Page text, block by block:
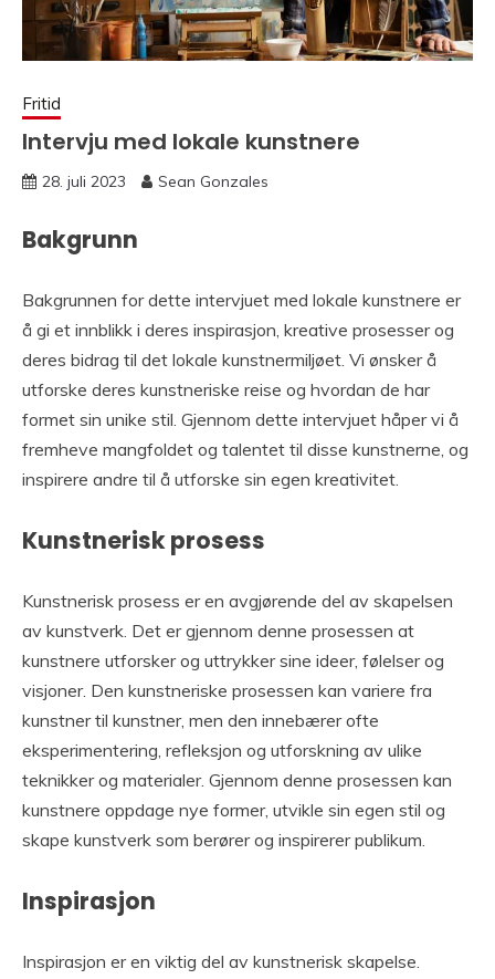
Fritid
Intervju med lokale kunstnere
28. juli 2023 Sean Gonzales
Bakgrunn
Bakgrunnen for dette intervjuet med lokale kunstnere er
å gi et innblikk i deres inspirasjon, kreative prosesser og
deres bidrag til det lokale kunstnermiljøet. Vi ønsker å
utforske deres kunstneriske reise og hvordan de har
formet sin unike stil. Gjennom dette intervjuet håper vi å
fremheve mangfoldet og talentet til disse kunstnerne, og
inspirere andre til å utforske sin egen kreativitet.
Kunstnerisk prosess
Kunstnerisk prosess er en avgjørende del av skapelsen
av kunstverk. Det er gjennom denne prosessen at
kunstnere utforsker og uttrykker sine ideer, følelser og
visjoner. Den kunstneriske prosessen kan variere fra
kunstner til kunstner, men den innebærer ofte
eksperimentering, refleksjon og utforskning av ulike
teknikker og materialer. Gjennom denne prosessen kan
kunstnere oppdage nye former, utvikle sin egen stil og
skape kunstverk som berører og inspirerer publikum.
Inspirasjon
Inspirasjon er en viktig del av kunstnerisk skapelse.